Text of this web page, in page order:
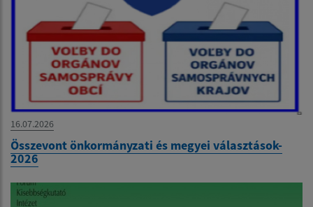
16.07.2026
Összevont önkormányzati és megyei választások-
2026